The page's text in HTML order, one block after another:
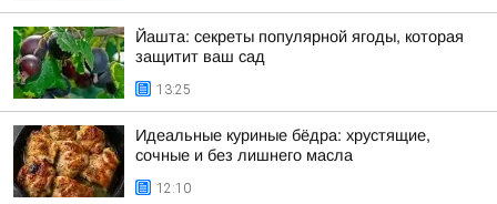
Йашта: секреты популярной ягоды, которая
защитит ваш сад
13:25
Идеальные куриные бёдра: хрустящие,
сочные и без лишнего масла
12:10